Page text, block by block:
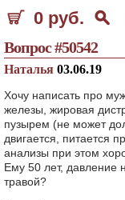
0 руб.
Вопрос #50542
Наталья 03.06.19
Хочу написать про
железы, жировая
пузырем (не может
двигается, питается
анализы при этом
Ему 50 лет, давление
травой?